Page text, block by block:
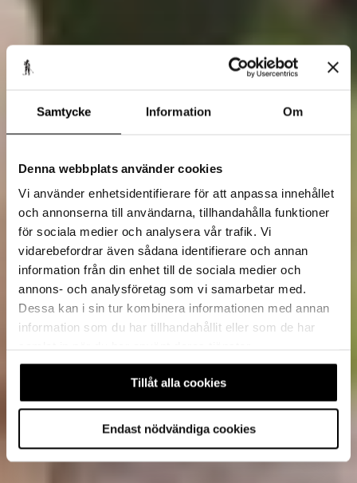
Samtycke Information Om
Denna webbplats använder cookies
Vi använder enhetsidentifierare för att anpassa innehållet
och annonserna till användarna, tillhandahålla funktioner
för sociala medier och analysera vår trafik. Vi
vidarebefordrar även sådana identifierare och annan
information från din enhet till de sociala medier och
annons- och analysföretag som vi samarbetar med.
Dessa kan i sin tur kombinera informationen med annan
information som du har tillhandahållit eller som de har
Tillåt alla cookies
Endast nödvändiga cookies